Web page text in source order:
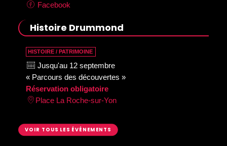
Facebook
Histoire Drummond
HISTOIRE / PATRIMOINE
Jusqu'au 12 septembre
« Parcours des découvertes »
Réservation obligatoire
Place La Roche-sur-Yon
VOIR TOUS LES ÉVÉNEMENTS